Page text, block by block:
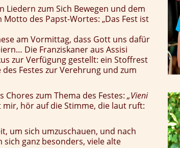
zum Sich Bewegen und dem
des Papst-Wortes: „Das Fest ist
am Vormittag, dass Gott uns dafür
Die Franziskaner aus Assisi
zur Verfügung gestellt: ein Stoffrest
Festes zur Verehrung und zum
zum Thema des Festes: „Vieni
hör auf die Stimme, die laut ruft:
um sich umzuschauen, und nach
ganz besonders, viele alte